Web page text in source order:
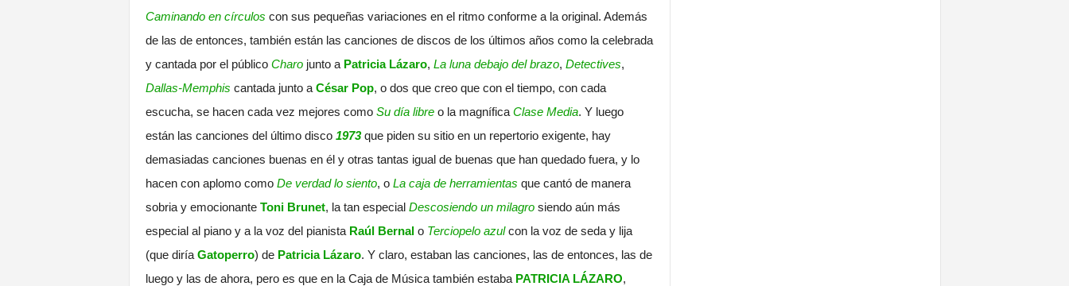
Caminando en círculos con sus pequeñas variaciones en el ritmo conforme a la original. Además
de las de entonces, también están las canciones de discos de los últimos años como la celebrada
y cantada por el público Charojunto a Patricia Lázaro, La luna debajo del brazo, Detectives,
Dallas-Memphis cantada junto a César Pop, o dos que creo que con el tiempo, con cada
escucha, se hacen cada vez mejores como Su día libreo la magnífica Clase Media. Y luego
están las canciones del último disco 1973que piden su sitio en un repertorio exigente, hay
demasiadas canciones buenas en él y otras tantas igual de buenas que han quedado fuera, y lo
hacen con aplomo como De verdad lo siento, o La caja de herramientas que cantó de manera
sobria y emocionante Toni Brunet, la tan especial Descosiendo un milagrosiendo aún más
especial al piano y a la voz del pianista Raúl Bernalo Terciopelo azulcon la voz de seda y lija
(que diría Gatoperro) de Patricia Lázaro. Y claro, estaban las canciones, las de entonces, las de
luego y las de ahora, pero es que en la Caja de Música también estaba PATRICIA LÁZARO,